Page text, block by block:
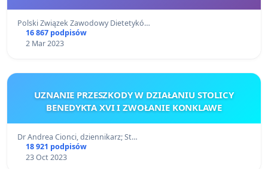
Polski Związek Zawodowy Dietetykó…
16 867 podpisów
2 Mar 2023
UZNANIE PRZESZKODY W DZIAŁANIU STOLICY
BENEDYKTA XVI I ZWOŁANIE KONKLAWE
Dr Andrea Cionci, dziennikarz; St…
18 921 podpisów
23 Oct 2023